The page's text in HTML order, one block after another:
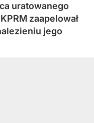
uratowanego
zaapelował
jego